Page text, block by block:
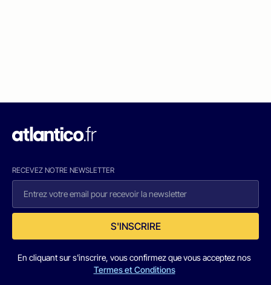
RECEVEZ NOTRE NEWSLETTER
S'INSCRIRE
En cliquant sur s'inscrire, vous confirmez que vous acceptez nos
Termes et Conditions